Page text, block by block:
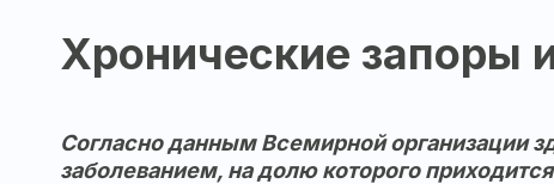
Хронические запоры
Согласно данным Всемирной организации
заболеванием, на долю которого